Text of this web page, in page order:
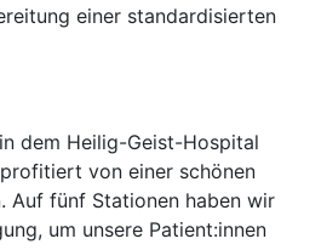
einer standardisierten
dem Heilig-Geist-Hospital
von einer schönen
Auf fünf Stationen haben wir
um unsere Patient:innen